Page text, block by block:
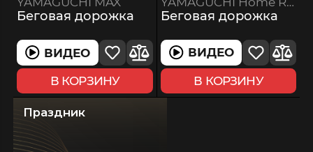
Беговая дорожка
ВИДЕО
В КОРЗИНУ
Беговая дорожка
ВИДЕО
В КОРЗИНУ
Праздник